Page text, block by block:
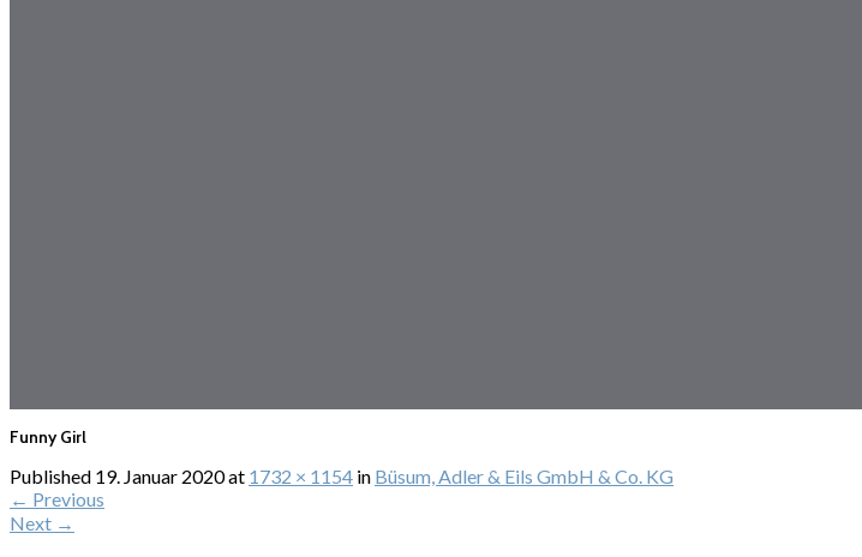
Funny Girl
Published 19. Januar 2020at 1732 × 1154 in Büsum, Adler & Eils GmbH & Co. KG
← Previous
Next →